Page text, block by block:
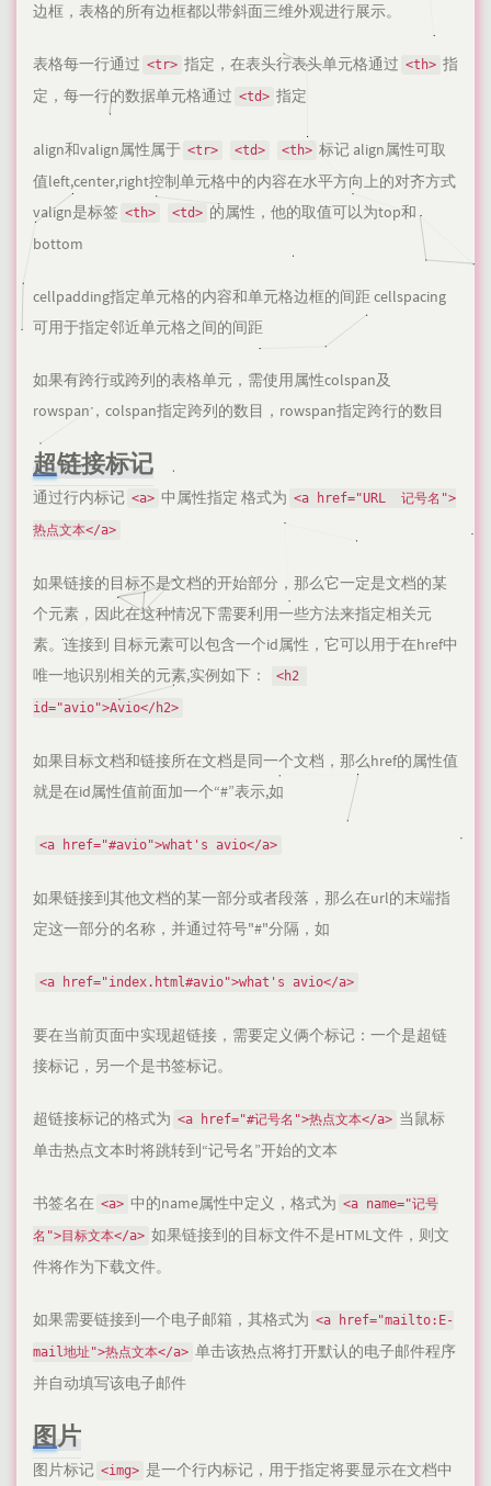
边框，表格的所有边框都以带斜面三维外观进行展示。
表格每一行通过 <tr> 指定，在表头行表头单元格通过 <th> 指
定，每一行的数据单元格通过 <td> 指定
align和valign属性属于 <tr> <td> <th> 标记 align属性可取
值left,center,right控制单元格中的内容在水平方向上的对齐方式
valign是标签 <th> <td> 的属性，他的取值可以为top和
bottom
cellpadding指定单元格的内容和单元格边框的间距 cellspacing
可用于指定邻近单元格之间的间距
如果有跨行或跨列的表格单元，需使用属性colspan及
rowspan，colspan指定跨列的数目，rowspan指定跨行的数目
超链接标记
通过行内标记 <a> 中属性指定 格式为 <a href="URL  记号名">
热点文本</a>
如果链接的目标不是文档的开始部分，那么它一定是文档的某
个元素，因此在这种情况下需要利用一些方法来指定相关元
素。连接到 目标元素可以包含一个id属性，它可以用于在href中
唯一地识别相关的元素,实例如下：
<h2
id="avio">Avio</h2>
如果目标文档和链接所在文档是同一个文档，那么href的属性值
就是在id属性值前面加一个“#”表示,如
<a href="#avio">what's avio</a>
如果链接到其他文档的某一部分或者段落，那么在url的末端指
定这一部分的名称，并通过符号"#"分隔，如
<a href="index.html#avio">what's avio</a>
要在当前页面中实现超链接，需要定义俩个标记：一个是超链
接标记，另一个是书签标记。
超链接标记的格式为 <a href="#记号名">热点文本</a> 当鼠标
单击热点文本时将跳转到“记号名”开始的文本
书签名在 <a> 中的name属性中定义，格式为 <a name="记号
名">目标文本</a> 如果链接到的目标文件不是HTML文件，则文
件将作为下载文件。
如果需要链接到一个电子邮箱，其格式为 <a href="mailto:E-
mail地址">热点文本</a> 单击该热点将打开默认的电子邮件程序
并自动填写该电子邮件
图片
图片标记 <img> 是一个行内标记，用于指定将要显示在文档中